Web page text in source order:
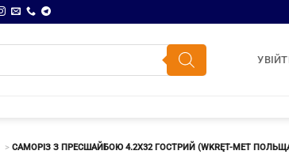
САМОРІЗ З ПРЕСШАЙБОЮ 4.2Х32 ГОСТРИЙ (WKRĘT-MET